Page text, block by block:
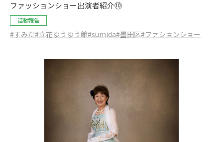
ファッションショー出演者紹介⑩
活動報告
#すみだ#立花ゆうゆう館#sumida#墨田区#ファションショー